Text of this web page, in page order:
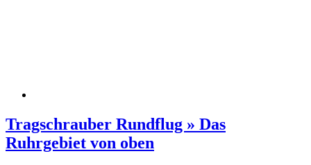
Tragschrauber Rundflug » Das
Ruhrgebiet von oben